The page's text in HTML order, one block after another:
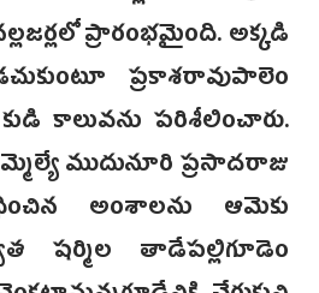
ప్రారంభమైంది. అక్కడి
ప్రకాశరావుపాలెం
కాలువను పరిశీలించారు.
ముదునూరి ప్రసాదరాజు
అంశాలను ఆమెకు
షర్మిల తాడేపల్లిగూడెం